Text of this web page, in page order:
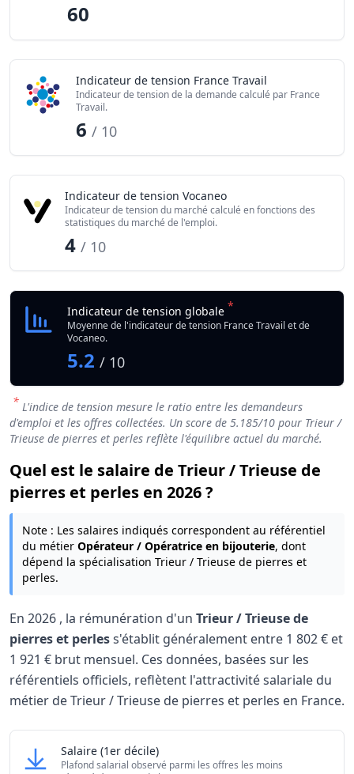
60
Indicateur de tension France Travail
Indicateur de tension de la demande calculé par France
Travail.
6/ 10
Indicateur de tension Vocaneo
Indicateur de tension du marché calculé en fonctions des
statistiques du marché de l'emploi.
4 / 10
Indicateur de tension globale *
Moyenne de l'indicateur de tension France Travail et de
Vocaneo.
5.2 / 10
* L'indice de tension mesure le ratio entre les demandeurs
d'emploi et les offres collectées. Un score de 5.185/10 pour Trieur /
Trieuse de pierres et perles reflète l'équilibre actuel du marché.
Quel est le salaire de Trieur / Trieuse de
pierres et perles en 2026 ?
Note : Les salaires indiqués correspondent au référentiel
du métier Opérateur / Opératrice en bijouterie, dont
dépend la spécialisation Trieur / Trieuse de pierres et
perles.
En 2026 , la rémunération d'un Trieur / Trieuse de
pierres et perless'établit généralement entre 1 802 € et
1 921 € brut mensuel. Ces données, basées sur les
référentiels officiels, reflètent l'attractivité salariale du
métier de Trieur / Trieuse de pierres et perles en France.
Grille salariale Trieur / Trieuse de pierres et perles
Niveau de salaire (Déciles)
Salaire Trieur / Trieuse de pierres et perles
(1er décile)
Plafond salarial observé parmi les offres les moins